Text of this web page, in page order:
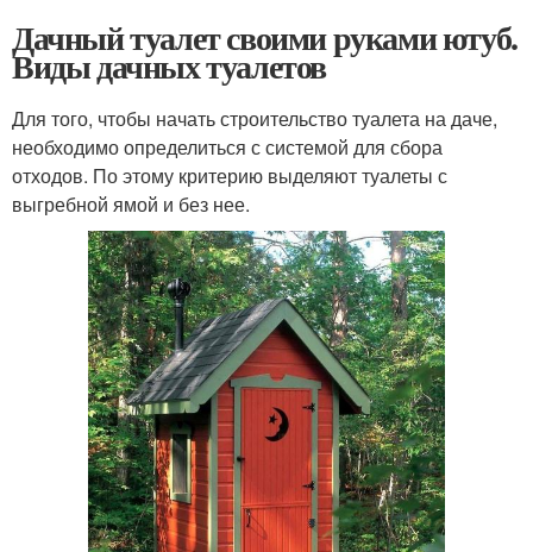
Дачный туалет своими руками ютуб.
Виды дачных туалетов
Для того, чтобы начать строительство туалета на даче,
необходимо определиться с системой для сбора
отходов. По этому критерию выделяют туалеты с
выгребной ямой и без нее.